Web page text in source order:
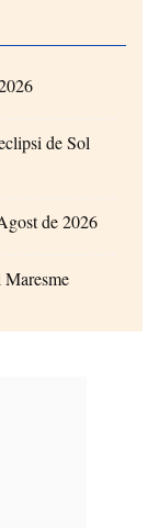
de Sol
de 2026
Maresme